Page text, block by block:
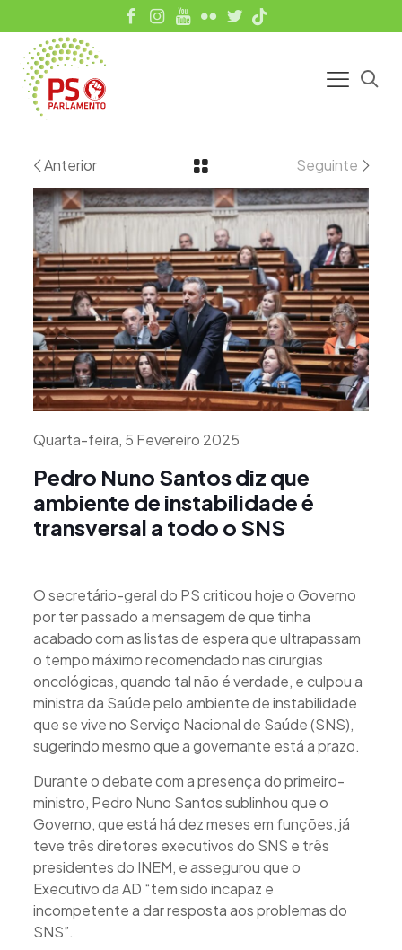
Anterior Seguinte
Quarta-feira, 5 Fevereiro 2025
Pedro Nuno Santos diz que
ambiente de instabilidade é
transversal a todo o SNS
O secretário-geral do PS criticou hoje o Governo
por ter passado a mensagem de que tinha
acabado com as listas de espera que ultrapassam
o tempo máximo recomendado nas cirurgias
oncológicas, quando tal não é verdade, e culpou a
ministra da Saúde pelo ambiente de instabilidade
que se vive no Serviço Nacional de Saúde (SNS),
sugerindo mesmo que a governante está a prazo.
Durante o debate com a presença do primeiro-
ministro, Pedro Nuno Santos sublinhou que o
Governo, que está há dez meses em funções, já
teve três diretores executivos do SNS e três
presidentes do INEM, e assegurou que o
Executivo da AD “tem sido incapaz e
incompetente a dar resposta aos problemas do
SNS”.